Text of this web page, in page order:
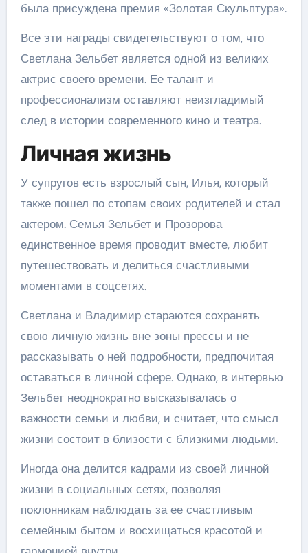
была присуждена премия «Золотая Скульптура».
Все эти награды свидетельствуют о том, что
Светлана Зельбет является одной из великих
актрис своего времени. Ее талант и
профессионализм оставляют неизгладимый
след в истории современного кино и театра.
Личная жизнь
У супругов есть взрослый сын, Илья, который
также пошел по стопам своих родителей и стал
актером. Семья Зельбет и Прозорова
единственное время проводит вместе, любит
путешествовать и делиться счастливыми
моментами в соцсетях.
Светлана и Владимир стараются сохранять
свою личную жизнь вне зоны прессы и не
рассказывать о ней подробности, предпочитая
оставаться в личной сфере. Однако, в интервью
Зельбет неоднократно высказывалась о
важности семьи и любви, и считает, что смысл
жизни состоит в близости с близкими людьми.
Иногда она делится кадрами из своей личной
жизни в социальных сетях, позволяя
поклонникам наблюдать за ее счастливым
семейным бытом и восхищаться красотой и